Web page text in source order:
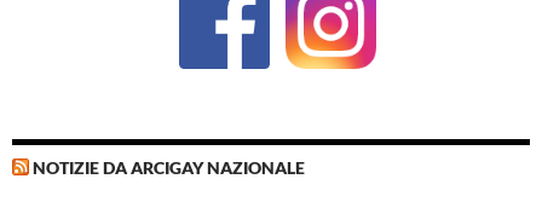
NOTIZIE DA ARCIGAY NAZIONALE